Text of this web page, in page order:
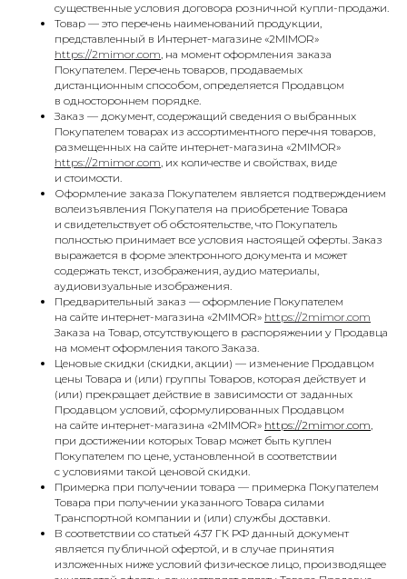
существенные условия договора розничной купли-продажи.
Товар — это перечень наименований продукции,
представленный в Интернет-магазине «2MIMOR»
https://2mimor.com, на момент оформления заказа
Покупателем. Перечень товаров, продаваемых
дистанционным способом, определяется Продавцом
в одностороннем порядке.
Заказ — документ, содержащий сведения о выбранных
Покупателем товарах из ассортиментного перечня товаров,
размещенных на сайте интернет-магазина «2MIMOR»
https://2mimor.com, их количестве и свойствах, виде
и стоимости.
Оформление заказа Покупателем является подтверждением
волеизъявления Покупателя на приобретение Товара
и свидетельствует об обстоятельстве, что Покупатель
полностью принимает все условия настоящей оферты. Заказ
выражается в форме электронного документа и может
содержать текст, изображения, аудио материалы,
аудиовизуальные изображения.
Предварительный заказ — оформление Покупателем
на сайте интернет-магазина «2MIMOR» https://2mimor.com
Заказа на Товар, отсутствующего в распоряжении у Продавца
на момент оформления такого Заказа.
Ценовые скидки (скидки, акции) — изменение Продавцом
цены Товара и (или) группы Товаров, которая действует и
(или) прекращает действие в зависимости от заданных
Продавцом условий, сформулированных Продавцом
на сайте интернет-магазина «2MIMOR» https://2mimor.com,
при достижении которых Товар может быть куплен
Покупателем по цене, установленной в соответствии
с условиями такой ценовой скидки.
Примерка при получении товара — примерка Покупателем
Товара при получении указанного Товара силами
Транспортной компании и (или) службы доставки.
В соответствии со статьей 437 ГК РФ данный документ
является публичной офертой, и в случае принятия
изложенных ниже условий физическое лицо, производящее